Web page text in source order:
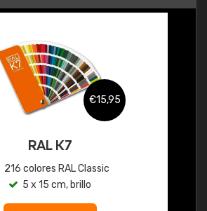
€15,95
RAL K7
216 colores RAL Classic
5 x 15 cm, brillo